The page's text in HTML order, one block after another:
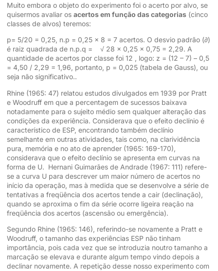
Muito embora o objeto do experimento foi o acerto por alvo, se
quisermos avaliar os acertos em função das categorias (cinco
classes de alvos) teremos:
p= 5/20 = 0,25, n.p = 0,25 x 8 = 7 acertos. O desvio padrão (∂)
é raiz quadrada de n.p.q = √ 28 x 0,25 x 0,75 = 2,29. A
quantidade de acertos por classe foi 12 , logo: z = (12 – 7) – 0,5
= 4,50 / 2,29 = 1,96, portanto, p = 0,025 (tabela de Gauss), ou
seja não significativo..
Rhine (1965: 47) relatou estudos divulgados em 1939 por Pratt
e Woodruff em que a percentagem de sucessos baixava
notadamente para o sujeito médio sem qualquer alteração das
condições da experiência. Considerava que o efeito declínio é
característico de ESP, encontrando também declínio
semelhante em outras atividades, tais como, na clarividência
pura, memória e no ato de aprender (1965: 169-170),
considerava que o efeito declínio se apresenta em curvas na
forma de U. Hernani Guimarães de Andrade (1967: 111) refere-
se a curva U para descrever um maior número de acertos no
início da operação, mas à medida que se desenvolve a série de
tentativas a freqüência dos acertos tende a cair (declinação),
quando se aproxima o fim da série ocorre ligeira reação na
freqüência dos acertos (ascensão ou emergência).
Segundo Rhine (1965: 146), referindo-se novamente a Pratt e
Woodruff, o tamanho das experiências ESP não tinham
importância, pois cada vez que se introduzia noutro tamanho a
marcação se elevava e durante algum tempo vindo depois a
declinar novamente. A repetição desse nosso experimento com